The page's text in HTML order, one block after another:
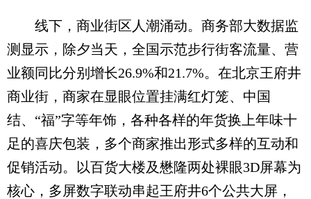
线下，商业街区人潮涌动。商务部大数据监
测显示，除夕当天，全国示范步行街客流量、营
业额同比分别增长26.9%和21.7%。在北京王府井
商业街，商家在显眼位置挂满红灯笼、中国
结、“福”字等年饰，各种各样的年货换上年味十
足的喜庆包装，多个商家推出形式多样的互动和
促销活动。以百货大楼及懋隆两处裸眼3D屏幕为
核心，多屏数字联动串起王府井6个公共大屏，